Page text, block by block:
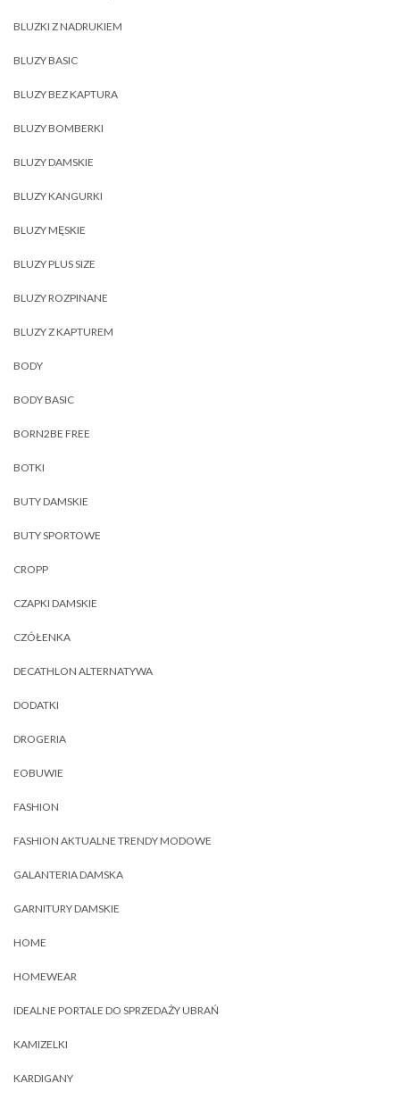
BLUZKI Z NADRUKIEM
BLUZY BASIC
BLUZY BEZ KAPTURA
BLUZY BOMBERKI
BLUZY DAMSKIE
BLUZY KANGURKI
BLUZY MĘSKIE
BLUZY PLUS SIZE
BLUZY ROZPINANE
BLUZY Z KAPTUREM
BODY
BODY BASIC
BORN2BE FREE
BOTKI
BUTY DAMSKIE
BUTY SPORTOWE
CROPP
CZAPKI DAMSKIE
CZÓŁENKA
DECATHLON ALTERNATYWA
DODATKI
DROGERIA
EOBUWIE
FASHION
FASHION AKTUALNE TRENDY MODOWE
GALANTERIA DAMSKA
GARNITURY DAMSKIE
HOME
HOMEWEAR
IDEALNE PORTALE DO SPRZEDAŻY UBRAŃ
KAMIZELKI
KARDIGANY